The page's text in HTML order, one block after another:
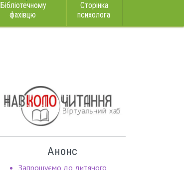
Бібліотечному
фахівцю
Сторінка
психолога
Анонс
Запрошуємо до дитячого